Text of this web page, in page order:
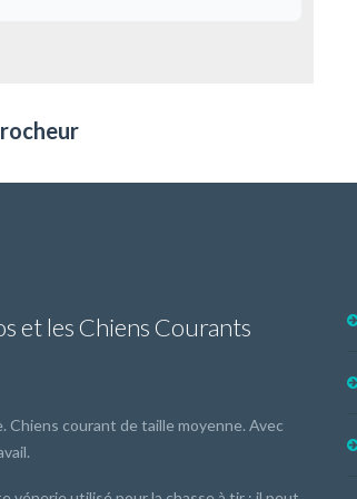
et les Chiens Courants
Chiens courant de taille moyenne. Avec